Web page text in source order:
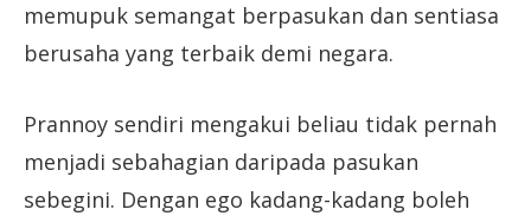
memupuk semangat berpasukan dan sentiasa
berusaha yang terbaik demi negara.
Prannoy sendiri mengakui beliau tidak pernah
menjadi sebahagian daripada pasukan
sebegini. Dengan ego kadang-kadang boleh